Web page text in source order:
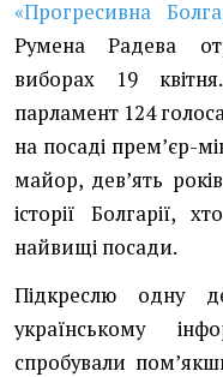
«Прогресивна
Румена Радева
виборах 19
парламент 124
на посаді премʼєр-
майор, девʼять
історії Болгарії,
найвищі посади.
Підкреслю одну
українському
спробували